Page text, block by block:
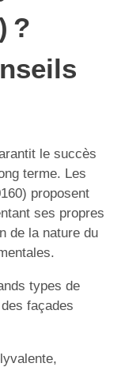
?
le succès
terme. Les
proposent
ses propres
de la nature du
types de
façades